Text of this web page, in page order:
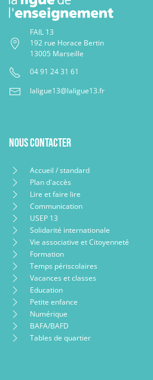
FAIL 13
192 rue Horace Bertin
13005 Marseille
04 91 24 31 61
laligue13@laligue13.fr
Nous contacter
Accueil / standard
Plan d'accès
Lire et faire lire
Communication
USEP 13
Solidarité internationale
Vie associative et Citoyenneté
Formation
Temps périscolaires
Vacances et classes
Education
Petite enfance
Numérique
BAFA/BAFD
Tables de quartier